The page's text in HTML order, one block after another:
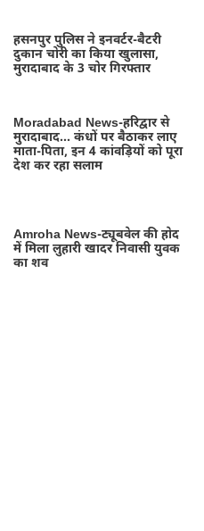
हसनपुर पुलिस ने इनवर्टर-बैटरी
दुकान चोरी का किया खुलासा,
मुरादाबाद के 3 चोर गिरफ्तार
Moradabad News-हरिद्वार से
मुरादाबाद… कंधों पर बैठाकर लाए
माता-पिता, इन 4 कांवड़ियों को पूरा
देश कर रहा सलाम
Amroha News-ट्यूबवेल की होद
में मिला लुहारी खादर निवासी युवक
का शव